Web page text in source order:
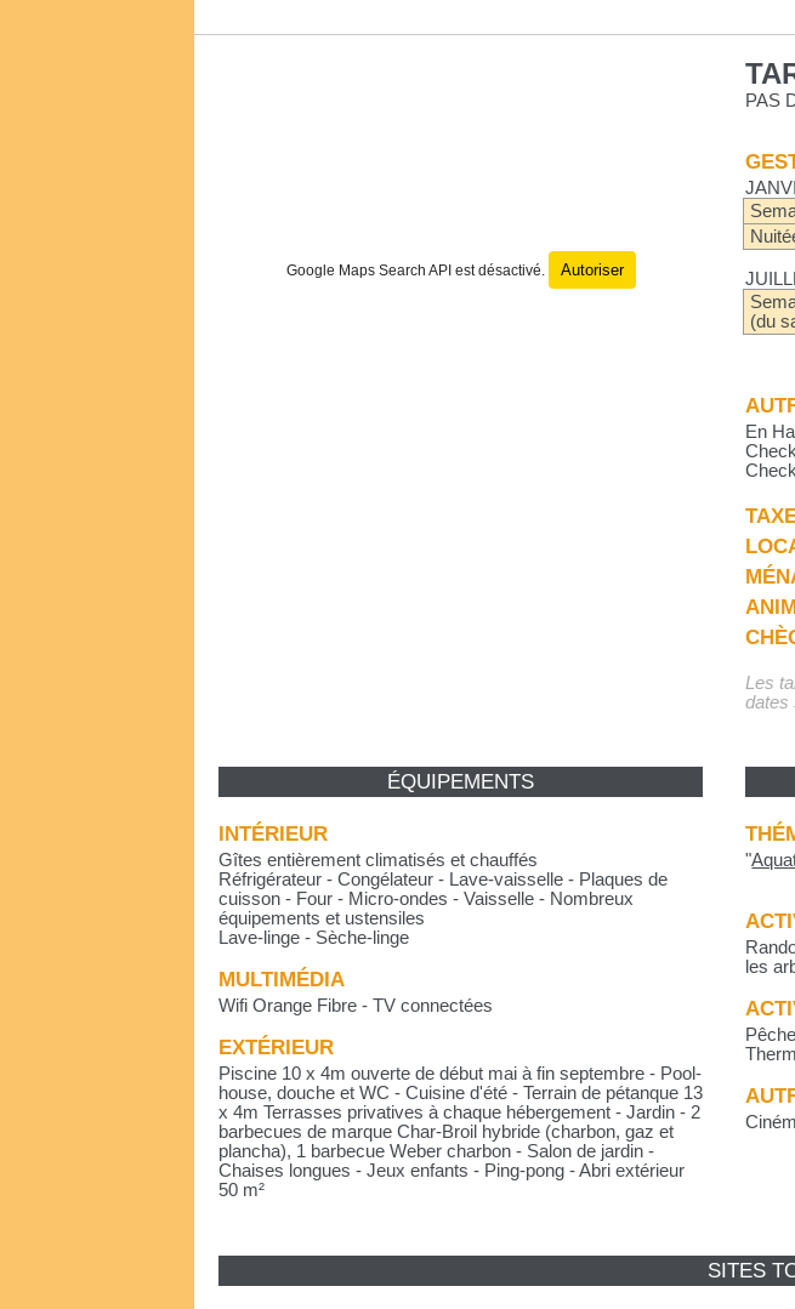
Google Maps Search API est désactivé. Autoriser
PAS
(du
En
Les
dates
ÉQUIPEMENTS
INTÉRIEUR
Gîtes entièrement climatisés et chauffés
Réfrigérateur - Congélateur - Lave-vaisselle - Plaques de
cuisson - Four - Micro-ondes - Vaisselle - Nombreux
équipements et ustensiles
Lave-linge - Sèche-linge
MULTIMÉDIA
Wifi Orange Fibre - TV connectées
EXTÉRIEUR
Piscine 10 x 4m ouverte de début mai à fin septembre - Pool-
house, douche et WC - Cuisine d'été - Terrain de pétanque 13
x 4m Terrasses privatives à chaque hébergement - Jardin - 2
barbecues de marque Char-Broil hybride (charbon, gaz et
plancha), 1 barbecue Weber charbon - Salon de jardin -
Chaises longues - Jeux enfants - Ping-pong - Abri extérieur
50 m²
"
les
SITES